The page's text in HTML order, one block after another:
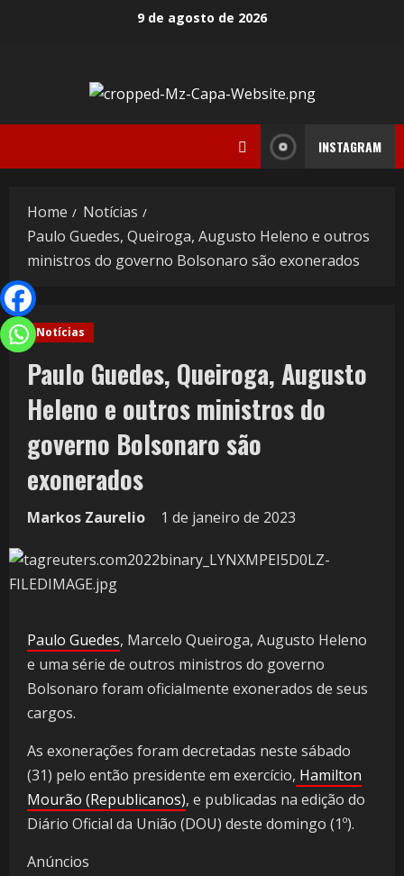
9 de agosto de 2026
INSTAGRAM
Home
Notícias
Paulo Guedes, Queiroga, Augusto Heleno e outros
ministros do governo Bolsonaro são exonerados
Notícias
Paulo Guedes, Queiroga, Augusto
Heleno e outros ministros do
governo Bolsonaro são
exonerados
Markos Zaurelio 1 de janeiro de 2023
Paulo Guedes, Marcelo Queiroga, Augusto Heleno
e uma série de outros ministros do governo
Bolsonaro foram oficialmente exonerados de seus
cargos.
As exonerações foram decretadas neste sábado
(31) pelo então presidente em exercício, Hamilton
Mourão (Republicanos), e publicadas na edição do
Diário Oficial da União (DOU) deste domingo (1º).
Anúncios